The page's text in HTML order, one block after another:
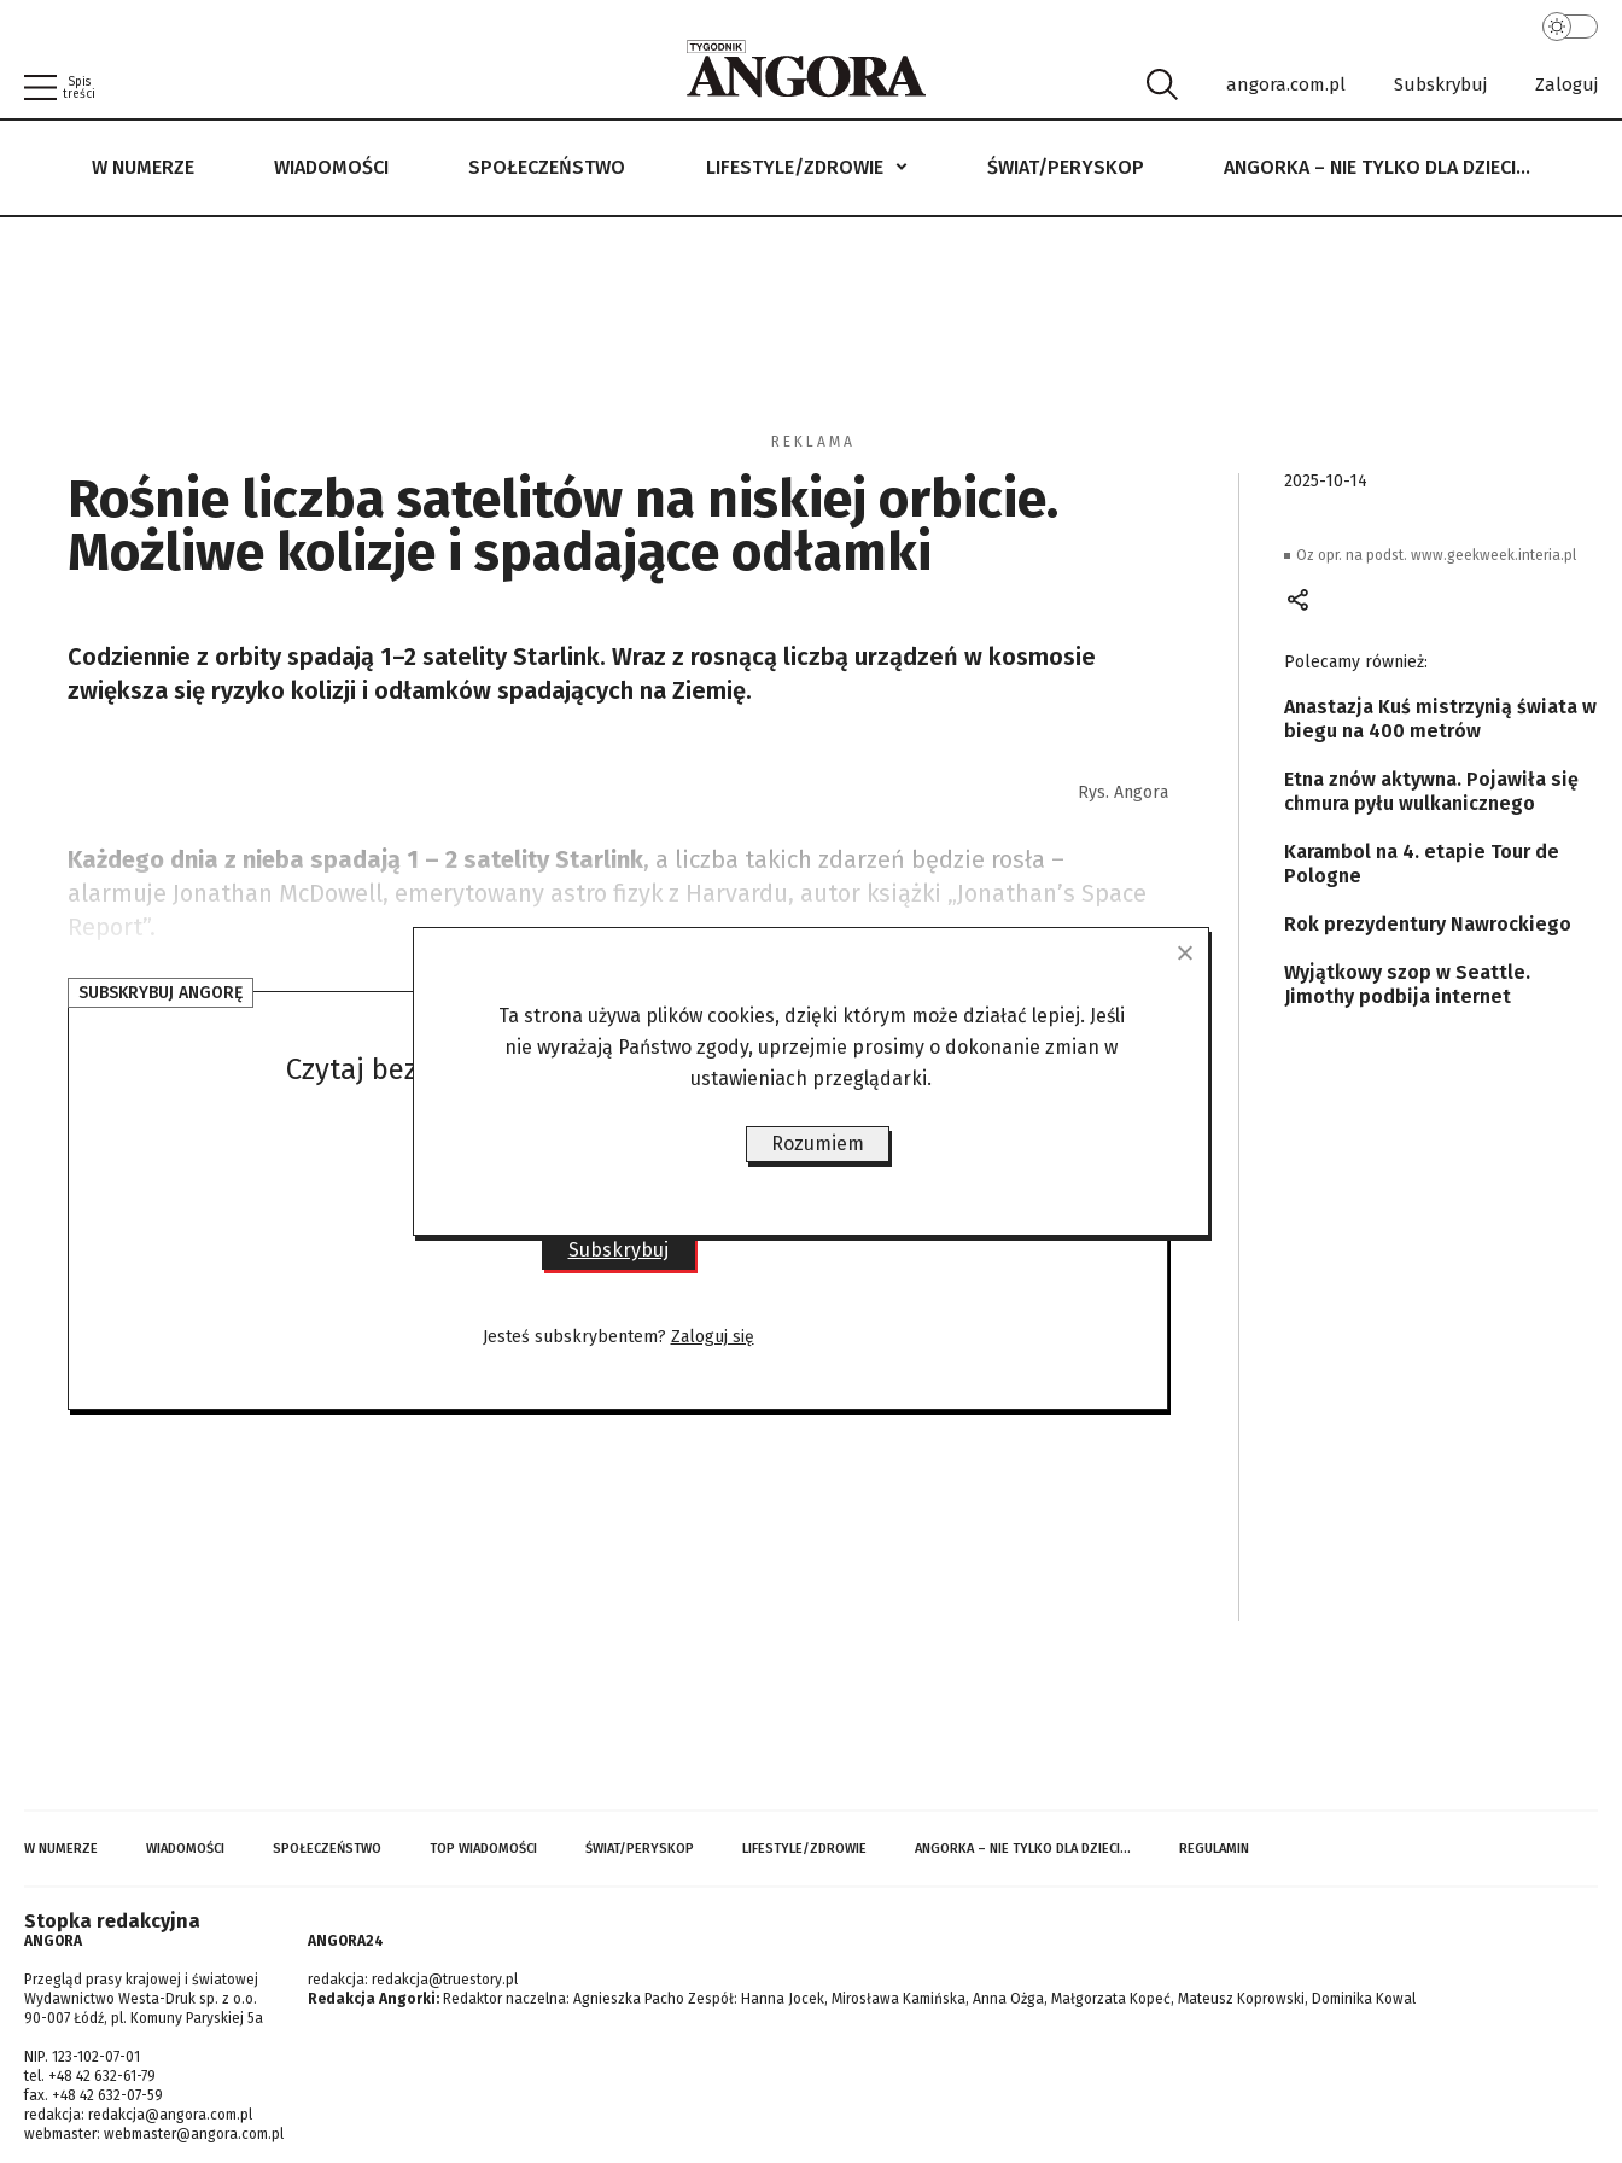
Spis
treści
angora.com.pl Subskrybuj Zaloguj
W NUMERZE WIADOMOŚCI SPOŁECZEŃSTWO LIFESTYLE/ZDROWIE ŚWIAT/PERYSKOP ANGORKA – NIE TYLKO DLA DZIECI…
W NUMERZE WIADOMOŚCI SPOŁECZEŃSTWO LIFESTYLE/ZDROWIE ŚWIAT/PERYSKOP ANGORKA – NIE TYLKO DLA DZIECI…
R E K L A M A
Rośnie liczba satelitów na niskiej orbicie.
Możliwe kolizje i spadające odłamki
Codziennie z orbity spadają 1–2 satelity Starlink. Wraz z rosnącą liczbą urządzeń w kosmosie
zwiększa się ryzyko kolizji i odłamków spadających na Ziemię.
Rys. Angora
Każdego dnia z nieba spadają 1 – 2 satelity Starlink, a liczba takich zdarzeń będzie rosła –
alarmuje Jonathan McDowell, emerytowany astro fizyk z Harvardu, autor książki „Jonathan’s Space
Report”.
SUBSKRYBUJ ANGORĘ
Czytaj bez żadnych ograniczeń gdzie i kiedy chcesz.
Subskrybuj
Jesteś subskrybentem? Zaloguj się
2025-10-14
Oz opr. na podst. www.geekweek.interia.pl
Polecamy również:
Anastazja Kuś mistrzynią świata w
biegu na 400 metrów
Etna znów aktywna. Pojawiła się
chmura pyłu wulkanicznego
Karambol na 4. etapie Tour de
Pologne
Rok prezydentury Nawrockiego
Wyjątkowy szop w Seattle.
Jimothy podbija internet
W NUMERZE WIADOMOŚCI SPOŁECZEŃSTWO TOP WIADOMOŚCI ŚWIAT/PERYSKOP LIFESTYLE/ZDROWIE ANGORKA – NIE TYLKO DLA DZIECI… REGULAMIN
Stopka redakcyjna
ANGORA
Przegląd prasy krajowej i światowej
Wydawnictwo Westa-Druk sp. z o.o.
90-007 Łódź, pl. Komuny Paryskiej 5a
NIP. 123-102-07-01
tel. +48 42 632-61-79
fax. +48 42 632-07-59
redakcja: redakcja@angora.com.pl
webmaster: webmaster@angora.com.pl
ANGORA24
redakcja: redakcja@truestory.pl
Redakcja Angorki: Redaktor naczelna: Agnieszka Pacho Zespół: Hanna Jocek, Mirosława Kamińska, Anna Ożga, Małgorzata Kopeć, Mateusz Koprowski, Dominika Kowal
Ta strona używa plików cookies, dzięki którym może działać lepiej. Jeśli
nie wyrażają Państwo zgody, uprzejmie prosimy o dokonanie zmian w
ustawieniach przeglądarki.
Rozumiem